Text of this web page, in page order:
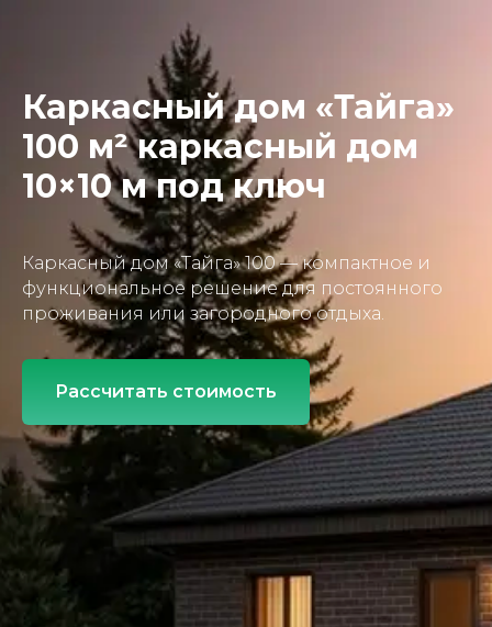
Каркасный дом «Тайга»
100 м² каркасный дом
10×10 м под ключ
Каркасный дом «Тайга» 100 — компактное и
функциональное решение для постоянного
проживания или загородного отдыха.
Рассчитать стоимость